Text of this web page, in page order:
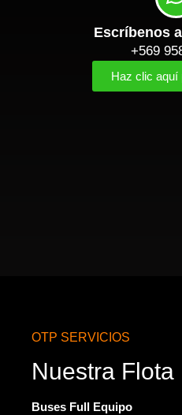
Escríbenos
+569
Haz clic aquí
OTP SERVICIOS
Nuestra Flota
Buses Full Equipo